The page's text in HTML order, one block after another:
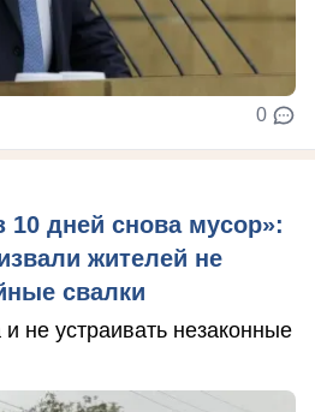
0
10 дней снова мусор»:
жителей не
свалки
не устраивать незаконные